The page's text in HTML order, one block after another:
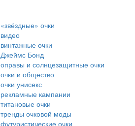
«звёздные» очки
видео
винтажные очки
Джеймс Бонд
оправы и солнцезащитные очки
очки и общество
очки унисекс
рекламные кампании
титановые очки
тренды очковой моды
футуристические очки